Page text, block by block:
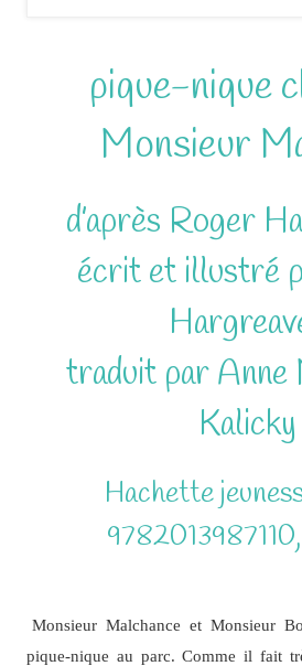
pique-nique
Monsieur
d’après Roger
écrit et illustré
traduit par Anne
Kalicky
Hachette
Monsieur Malchance et Monsieur
pique-nique au parc. Comme il fait